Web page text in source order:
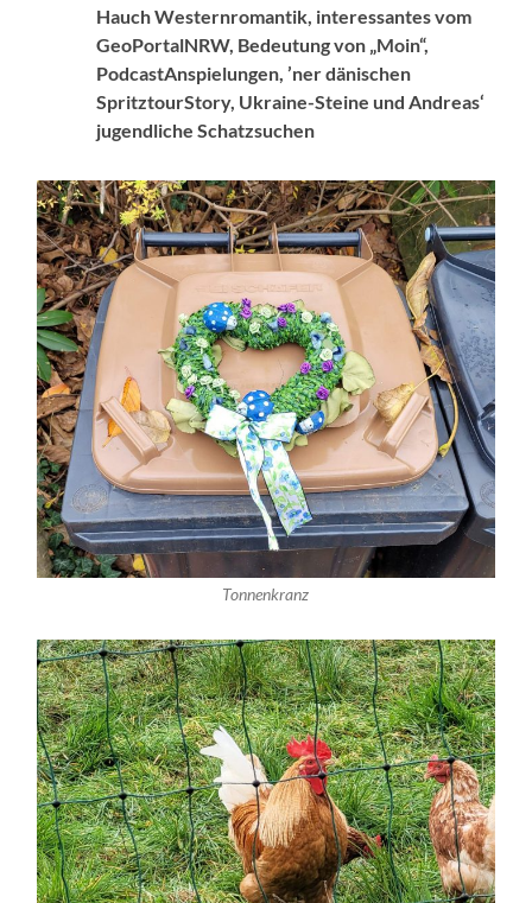
Hauch Westernromantik, interessantes vom
GeoPortalNRW, Bedeutung von „Moin“,
PodcastAnspielungen, ’ner dänischen
SpritztourStory, Ukraine-Steine und Andreas‘
jugendliche Schatzsuchen
Tonnenkranz